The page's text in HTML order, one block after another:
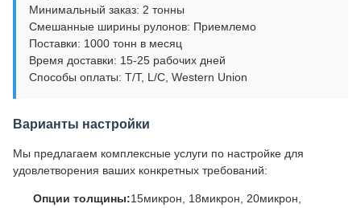
Минимальный заказ: 2 тонны
Смешанные ширины рулонов: Приемлемо
Поставки: 1000 тонн в месяц
Время доставки: 15-25 рабочих дней
Способы оплаты: T/T, L/C, Western Union
Варианты настройки
Мы предлагаем комплексные услуги по настройке для
удовлетворения ваших конкретных требований:
Опции толщины:15микрон, 18микрон, 20микрон,